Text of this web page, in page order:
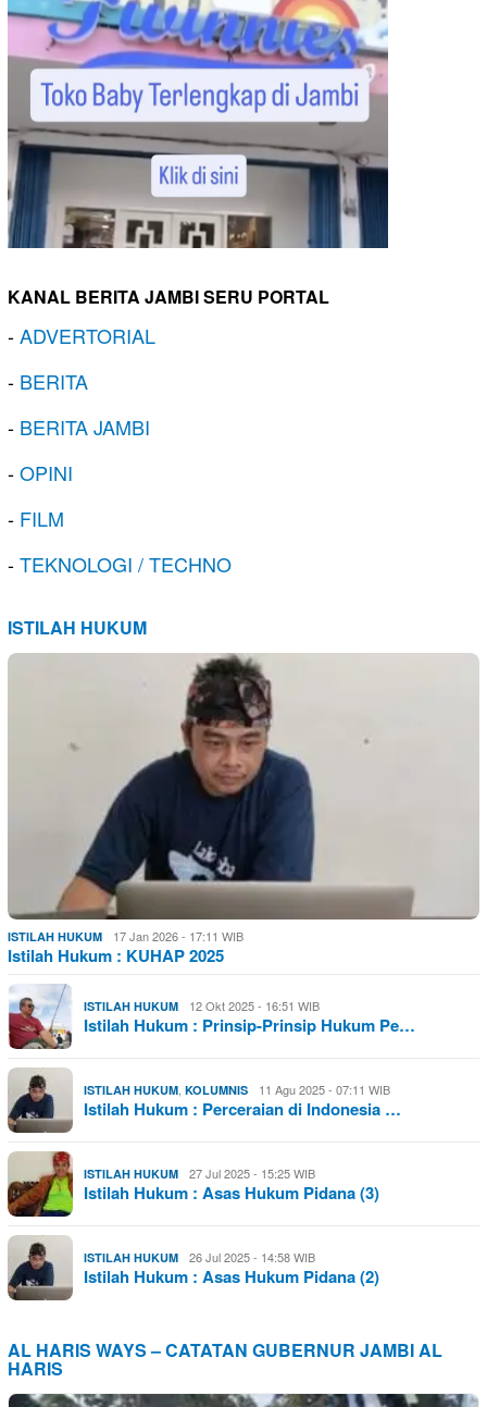
KANAL BERITA JAMBI SERU PORTAL
-ADVERTORIAL
- BERITA
- BERITA JAMBI
-OPINI
- FILM
-TEKNOLOGI / TECHNO
ISTILAH HUKUM
ISTILAH HUKUM 17 Jan 2026 - 17:11 WIB
Istilah Hukum : KUHAP 2025
ISTILAH HUKUM 12 Okt 2025 - 16:51 WIB
Istilah Hukum : Prinsip-Prinsip Hukum Pe…
ISTILAH HUKUM, KOLUMNIS 11 Agu 2025 - 07:11 WIB
Istilah Hukum : Perceraian di Indonesia …
ISTILAH HUKUM 27 Jul 2025 - 15:25 WIB
Istilah Hukum : Asas Hukum Pidana (3)
ISTILAH HUKUM 26 Jul 2025 - 14:58 WIB
Istilah Hukum : Asas Hukum Pidana (2)
AL HARIS WAYS – CATATAN GUBERNUR JAMBI AL
HARIS